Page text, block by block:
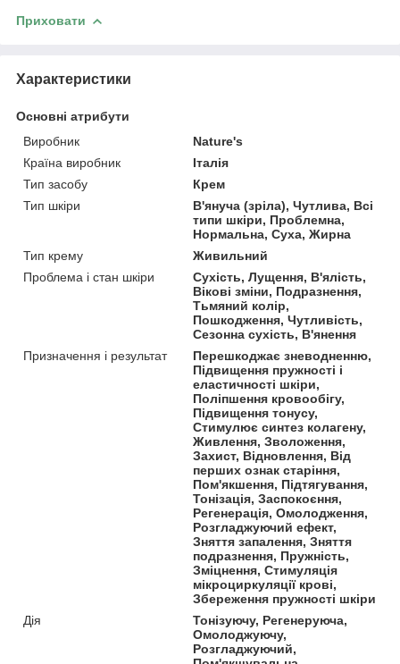
Приховати
Характеристики
Основні атрибути
Виробник
Nature's
Країна виробник
Італія
Тип засобу
Крем
Тип шкіри
В'януча (зріла), Чутлива, Всі
типи шкіри, Проблемна,
Нормальна, Суха, Жирна
Тип крему
Живильний
Проблема і стан шкіри
Сухість, Лущення, В'ялість,
Вікові зміни, Подразнення,
Тьмяний колір,
Пошкодження, Чутливість,
Сезонна сухість, В'янення
Призначення і результат
Перешкоджає зневодненню,
Підвищення пружності і
еластичності шкіри,
Поліпшення кровообігу,
Підвищення тонусу,
Стимулює синтез колагену,
Живлення, Зволоження,
Захист, Відновлення, Від
перших ознак старіння,
Пом'якшення, Підтягування,
Тонізація, Заспокоєння,
Регенерація, Омолодження,
Розгладжуючий ефект,
Зняття запалення, Зняття
подразнення, Пружність,
Зміцнення, Стимуляція
мікроциркуляції крові,
Збереження пружності шкіри
Дія
Тонізуючу, Регенеруюча,
Омолоджуючу,
Розгладжуючий,